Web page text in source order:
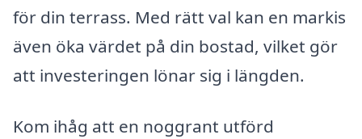
för din terrass. Med rätt val kan en markis
även öka värdet på din bostad, vilket gör
att investeringen lönar sig i längden.
Kom ihåg att en noggrant utförd